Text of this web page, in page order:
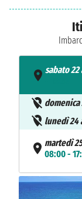
sabato 22
domenica
lunedì 24
martedì
08:00 -
mercoledì
08:00 -